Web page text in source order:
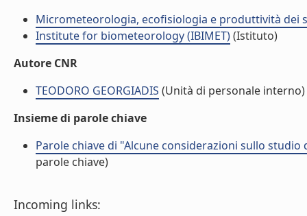
Micrometeorologia, ecofisiologia e produttività dei
Institute for biometeorology (IBIMET)(Istituto)
Autore CNR
TEODORO GEORGIADIS (Unità di personale interno)
Insieme di parole chiave
Parole chiave di "Alcune considerazioni sullo
parole chiave)
Incoming links: